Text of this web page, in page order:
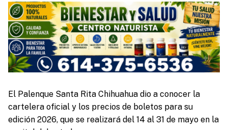
El Palenque Santa Rita Chihuahua dio a conocer la
cartelera oficial y los precios de boletos para su
edición 2026, que se realizará del 14 al 31 de mayo en la